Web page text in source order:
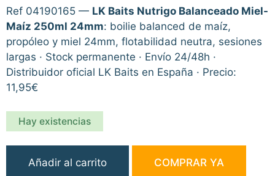
Ref 04190165 — LK Baits Nutrigo Balanceado Miel-
Maíz 250ml 24mm: boilie balanced de maíz,
propóleo y miel 24mm, flotabilidad neutra, sesiones
largas · Stock permanente · Envío 24/48h ·
Distribuidor oficial LK Baits en España · Precio:
11,95€
Hay existencias
BaitsAñadir al carrito COMPRAR YA